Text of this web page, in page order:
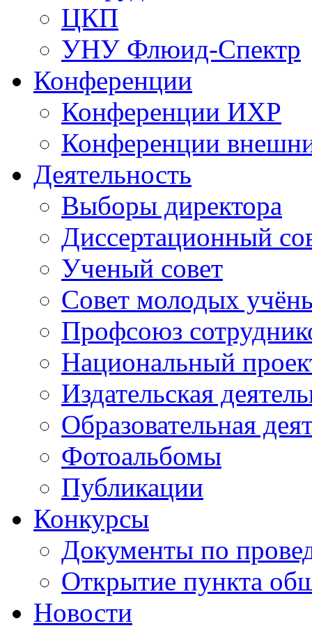
ЦКП
УНУ Флюид-Спектр
Конференции
Конференции ИХР
Конференции
Деятельность
Выборы директора
Диссертационный
Ученый совет
Совет молодых
Профсоюз
Национальный
Издательская
Образовательная
Фотоальбомы
Публикации
Конкурсы
Документы по
Открытие пункта
Новости